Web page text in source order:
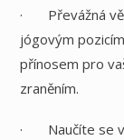
· Převážná
jógovým
přínosem pro
zraněním.
· Naučíte se